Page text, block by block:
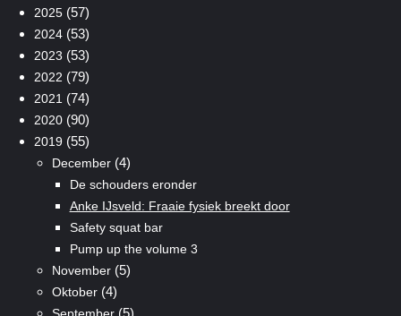
2025(57)
2024(53)
2023 (53)
2022 (79)
2021 (74)
2020(90)
2019 (55)
December(4)
De schouders eronder
Anke IJsveld: Fraaie fysiek breekt door
Safety squat bar
Pump up the volume 3
November(5)
Oktober(4)